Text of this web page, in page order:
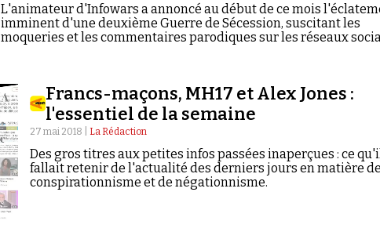
L'animateur d'Infowars a annoncé au début de ce mois
imminent d'une deuxième Guerre de Sécession, suscitant les
moqueries et les commentaires parodiques sur les réseaux
Francs-maçons, MH17 et Alex Jones :
l'essentiel de la semaine
27 mai 2018 | La Rédaction
Des gros titres aux petites infos passées inaperçues : ce
fallait retenir de l'actualité des derniers jours en matière de
conspirationnisme et de négationnisme.